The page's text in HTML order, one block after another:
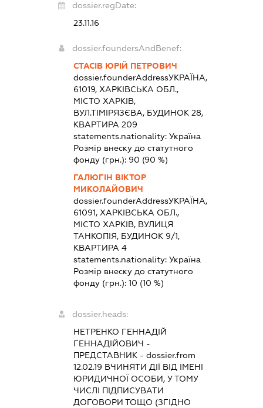
dossier.regDate:
23.11.16
dossier.foundersAndBenef:
СТАСІВ ЮРІЙ ПЕТРОВИЧ
dossier.founderAddressУКРАЇНА,
61019, ХАРКІВСЬКА ОБЛ.,
МІСТО ХАРКІВ,
ВУЛ.ТІМІРЯЗЄВА, БУДИНОК 28,
КВАРТИРА 209
statements.nationality: Україна
Розмір внеску до статутного
фонду (грн.): 90 (90 %)
ГАЛЮГІН ВІКТОР
МИКОЛАЙОВИЧ
dossier.founderAddressУКРАЇНА,
61091, ХАРКІВСЬКА ОБЛ.,
МІСТО ХАРКІВ, ВУЛИЦЯ
ТАНКОПІЯ, БУДИНОК 9/1,
КВАРТИРА 4
statements.nationality: Україна
Розмір внеску до статутного
фонду (грн.): 10 (10 %)
dossier.heads:
НЕТРЕНКО ГЕННАДІЙ
ГЕННАДІЙОВИЧ -
ПРЕДСТАВНИК- dossier.from
12.02.19 ВЧИНЯТИ ДІЇ ВІД ІМЕНІ
ЮРИДИЧНОЇ ОСОБИ, У ТОМУ
ЧИСЛІ ПІДПИСУВАТИ
ДОГОВОРИ ТОЩО (ЗГІДНО